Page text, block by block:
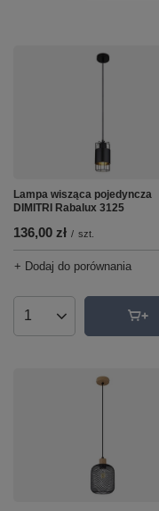
Lampa wisząca pojedyncza
DIMITRI Rabalux 3125
136,00 zł / szt.
+ Dodaj do porównania
Ilość produktów